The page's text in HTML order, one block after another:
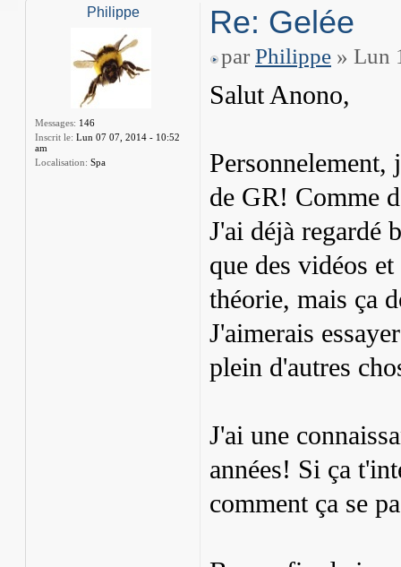
Philippe
Messages: 146
Inscrit le: Lun 07 07, 2014 - 10:52
am
Localisation: Spa
Re: Gelée
par Philippe » Lun
Salut Anono,
Personnelement,
de GR! Comme
J'ai déjà regardé
que des vidéos
théorie, mais ça
J'aimerais
plein d'autres
J'ai une
années! Si ça
comment ça se